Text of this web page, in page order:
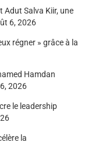
Adut Salva Kiir, une
6, 2026
régner » grâce à la
Hamdan
2026
le leadership
la